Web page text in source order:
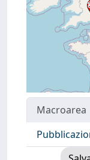
Macroarea